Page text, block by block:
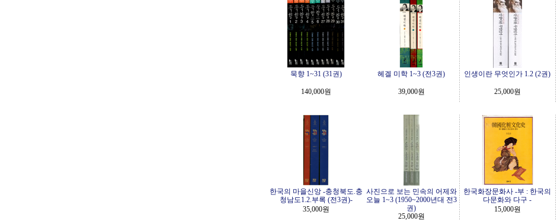
묵향 1~31 (31권)
140,000원
헤겔 미학 1~3 (전3권)
39,000원
인생이란 무엇인가 1.2 (2권)
25,000원
한국의 마을신앙 -충청북도.충
청남도1.2.부록 (전3권)-
35,000원
사진으로 보는 민속의 어제와
오늘 1~3 (1950~2000년대 전3
권)
25,000원
한국화장문화사 -부 : 한국의
다문화와 다구 -
15,000원